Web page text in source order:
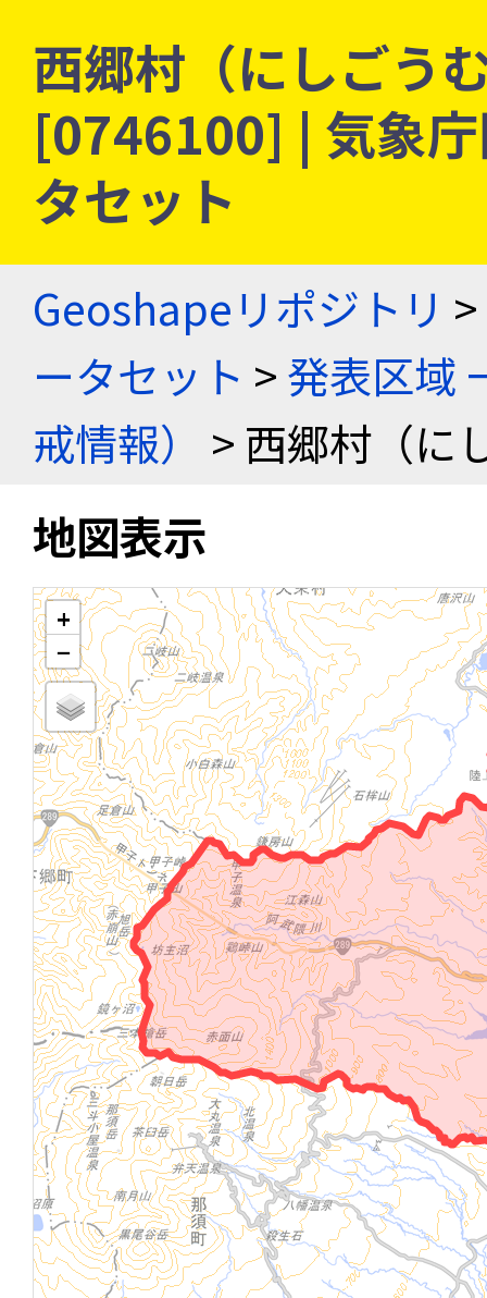
西郷村（にしごう
[0746100] | 気象
タセット
Geoshapeリポジトリ >
ータセット >発表区域
戒情報）
> 西郷村（に
地図表示
+
−